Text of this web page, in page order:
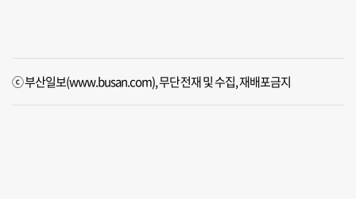
ⓒ 부산일보(www.busan.com), 무단전재 및 수집, 재배포금지